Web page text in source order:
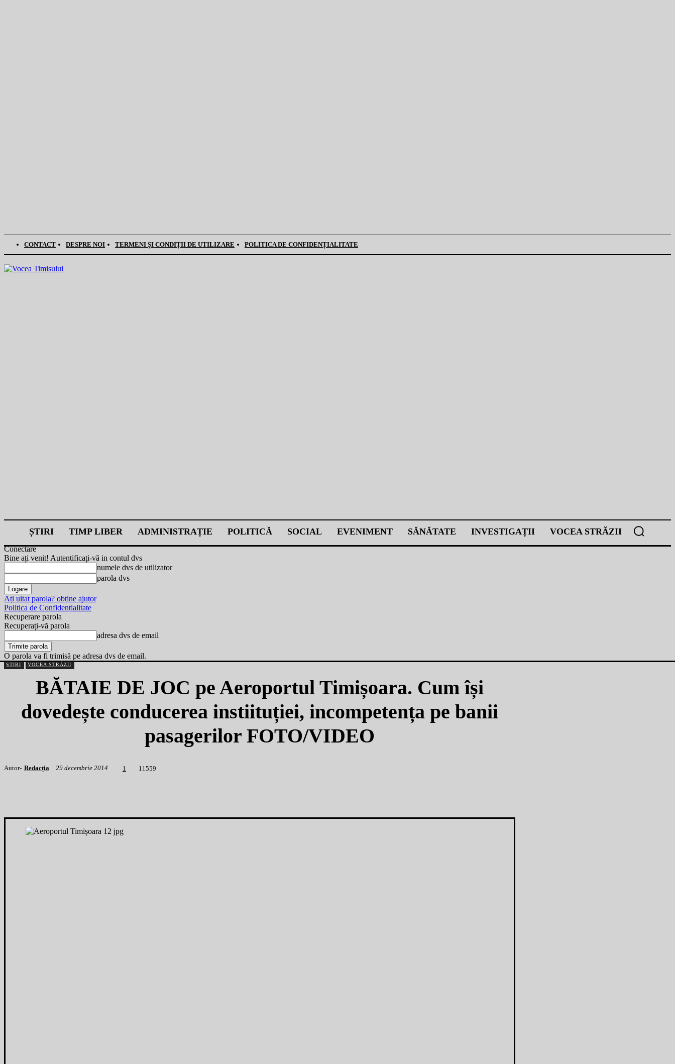
CONTACT DESPRE NOI TERMENI ȘI CONDIȚII DE UTILIZARE POLITICA DE CONFIDENȚIALITATE
ȘTIRI TIMP LIBER ADMINISTRAȚIE POLITICĂ SOCIAL EVENIMENT SĂNĂTATE INVESTIGAȚII VOCEA STRĂZII
Conectare
Bine ați venit! Autentificați-vă in contul dvs
numele dvs de utilizator
parola dvs
Ați uitat parola? obține ajutor
Politica de Confidențialitate
Recuperare parola
Recuperați-vă parola
adresa dvs de email
O parola va fi trimisă pe adresa dvs de email.
ȘTIRI VOCEA STRĂZII
BĂTAIE DE JOC pe Aeroportul Timișoara. Cum își
dovedește conducerea instiituției, incompetența pe banii
pasagerilor FOTO/VIDEO
Autor- Redacția 29 decembrie 2014 1 1 1559